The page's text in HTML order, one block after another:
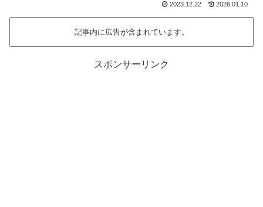
2023.12.22 2026.01.10
記事内に広告が含まれています。
スポンサーリンク